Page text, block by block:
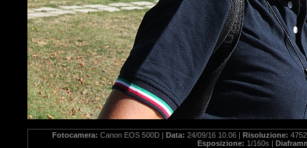
Fotocamera: Canon EOS 500D | Data: 24/09/16 10.06 | Risoluzione:
Esposizione: 1/160s |